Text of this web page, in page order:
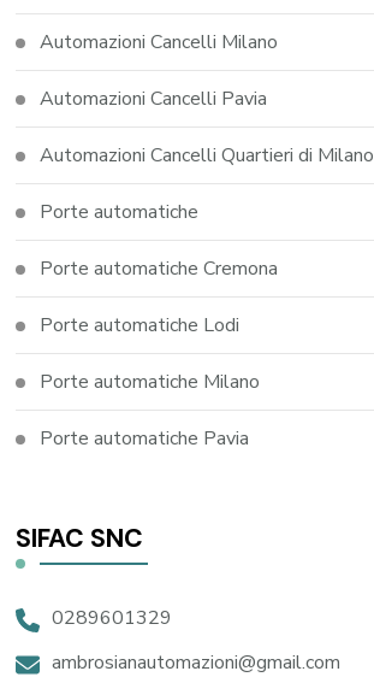
Automazioni Cancelli Milano
Automazioni Cancelli Pavia
Automazioni Cancelli Quartieri di Milano
Porte automatiche
Porte automatiche Cremona
Porte automatiche Lodi
Porte automatiche Milano
Porte automatiche Pavia
SIFAC SNC
0289601329
ambrosianautomazioni@gmail.com